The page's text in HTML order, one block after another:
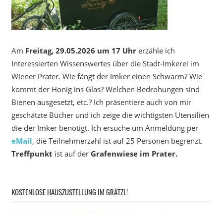
Am Freitag, 29.05.2026 um 17 Uhrerzähle ich
Interessierten Wissenswertes über die Stadt-Imkerei im
Wiener Prater. Wie fängt der Imker einen Schwarm? Wie
kommt der Honig ins Glas? Welchen Bedrohungen sind
Bienen ausgesetzt, etc.? Ich präsentiere auch von mir
geschätzte Bücher und ich zeige die wichtigsten Utensilien
die der Imker benötigt. Ich ersuche um Anmeldung per
eMail, die Teilnehmerzahl ist auf 25 Personen begrenzt.
Treffpunkt ist auf der Grafenwiese im Prater.
KOSTENLOSE HAUSZUSTELLUNG IM GRÄTZL!